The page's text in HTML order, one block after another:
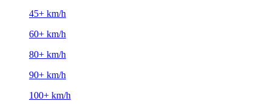
45+ km/h
60+ km/h
80+ km/h
90+ km/h
100+ km/h